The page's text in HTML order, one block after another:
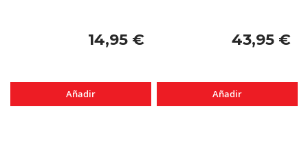
14,95 €
Añadir
43,95 €
Añadir